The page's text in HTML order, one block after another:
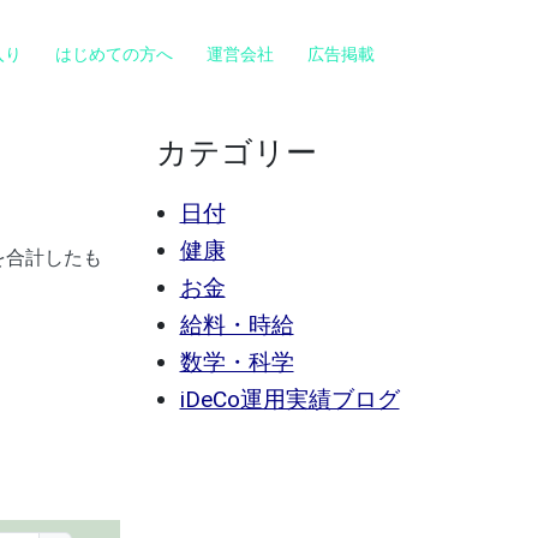
はじめての方へ 運営会社 広告掲載
計したも
カテゴリー
日付
健康
お金
給料・時給
数学・科学
iDeCo運用実績ブログ